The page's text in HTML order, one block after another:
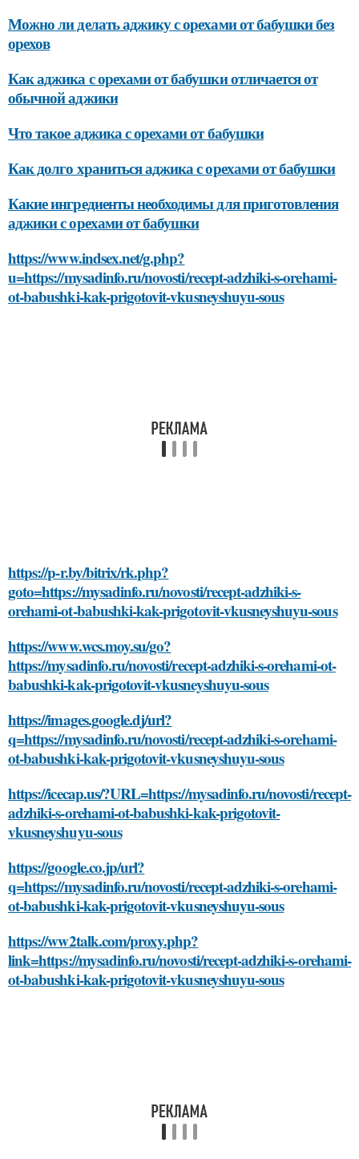
Можно ли делать аджику с орехами от бабушки без
орехов
Как аджика с орехами от бабушки отличается от
обычной аджики
Что такое аджика с орехами от бабушки
Как долго храниться аджика с орехами от бабушки
Какие ингредиенты необходимы для приготовления
аджики с орехами от бабушки
https://www.indsex.net/g.php?
u=https://mysadinfo.ru/novosti/recept-adzhiki-s-orehami-
ot-babushki-kak-prigotovit-vkusneyshuyu-sous
https://p-r.by/bitrix/rk.php?
goto=https://mysadinfo.ru/novosti/recept-adzhiki-s-
orehami-ot-babushki-kak-prigotovit-vkusneyshuyu-sous
https://www.wcs.moy.su/go?
https://mysadinfo.ru/novosti/recept-adzhiki-s-orehami-ot-
babushki-kak-prigotovit-vkusneyshuyu-sous
https://images.google.dj/url?
q=https://mysadinfo.ru/novosti/recept-adzhiki-s-orehami-
ot-babushki-kak-prigotovit-vkusneyshuyu-sous
https://icecap.us/?URL=https://mysadinfo.ru/novosti/recept-
adzhiki-s-orehami-ot-babushki-kak-prigotovit-
vkusneyshuyu-sous
https://google.co.jp/url?
q=https://mysadinfo.ru/novosti/recept-adzhiki-s-orehami-
ot-babushki-kak-prigotovit-vkusneyshuyu-sous
https://ww2talk.com/proxy.php?
link=https://mysadinfo.ru/novosti/recept-adzhiki-s-orehami-
ot-babushki-kak-prigotovit-vkusneyshuyu-sous